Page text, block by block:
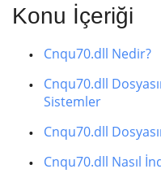
Konu İçeriği
Cnqu70.dll Nedir?
Cnqu70.dll
Sistemler
Cnqu70.dll
Cnqu70.dll Nasıl